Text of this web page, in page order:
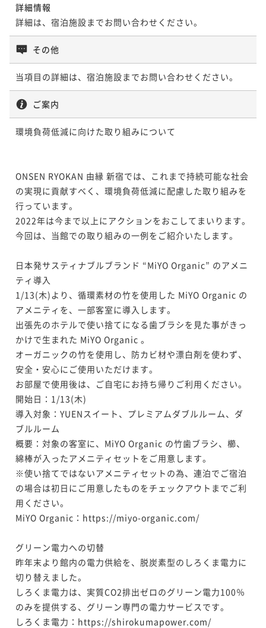
詳細情報
詳細は、宿泊施設までお問い合わせください。
その他
当項目の詳細は、宿泊施設までお問い合わせください。
ご案内
環境負荷低減に向けた取り組みについて
ONSEN RYOKAN 由縁 新宿では、これまで持続可能な社会
の実現に貢献すべく、環境負荷低減に配慮した取り組みを
行っています。
2022年は今まで以上にアクションをおこしてまいります。
今回は、当館での取り組みの一例をご紹介いたします。
日本発サスティナブルブランド “MiYO Organic” のアメニ
ティ導入
1/13(木)より、循環素材の竹を使用した MiYO Organic の
アメニティを、一部客室に導入します。
出張先のホテルで使い捨てになる歯ブラシを見た事がきっ
かけで生まれた MiYO Organic 。
オーガニックの竹を使用し、防カビ材や漂白剤を使わず、
安全・安心にご使用いただけます。
お部屋で使用後は、ご自宅にお持ち帰りご利用ください。
開始日：1/13(木)
導入対象：YUENスイート、プレミアムダブルルーム、ダ
ブルルーム
概要：対象の客室に、MiYO Organic の竹歯ブラシ、櫛、
綿棒が入ったアメニティセットをご用意します。
※使い捨てではないアメニティセットの為、連泊でご宿泊
の場合は初日にご用意したものをチェックアウトまでご利
用ください。
MiYO Organic：https://miyo-organic.com/
グリーン電力への切替
昨年末より館内の電力供給を、脱炭素型のしろくま電力に
切り替えました。
しろくま電力は、実質CO2排出ゼロのグリーン電力100％
のみを提供する、グリーン専門の電力サービスです。
しろくま電力：https://shirokumapower.com/